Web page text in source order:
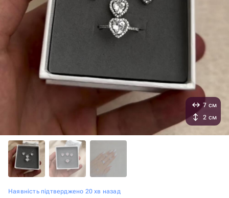
Наявність підтверджено 20 хв назад
7 см
2 см